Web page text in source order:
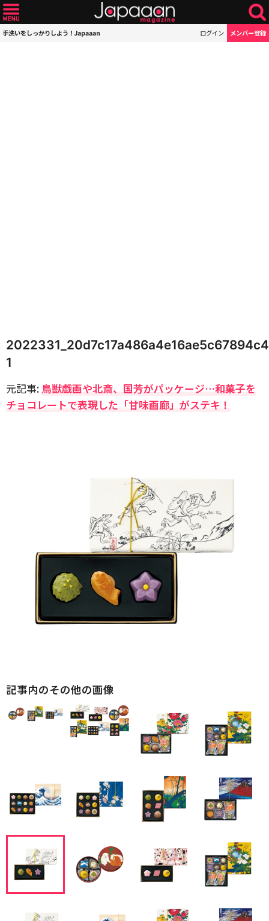
手洗いをしっかりしよう！Japaaan ログイン メンバー登録
1
元記事: 鳥獣戯画や北斎、国芳がパッケージ…和菓子を
チョコレートで表現した「甘味画廊」がステキ！
記事内のその他の画像